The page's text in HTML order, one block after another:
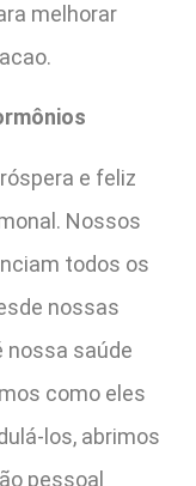
melhorar
e feliz
Nossos
todos os
nossas
saúde
como eles
los, abrimos
pessoal